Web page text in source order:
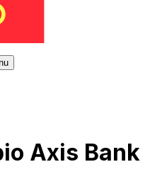
Axis Bank